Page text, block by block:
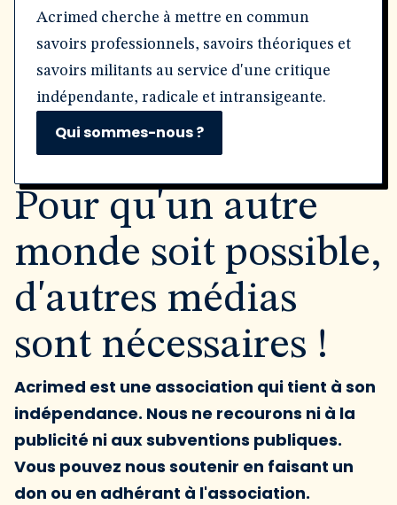
Acrimed cherche à mettre en commun
savoirs professionnels, savoirs théoriques et
savoirs militants au service d'une critique
indépendante, radicale et intransigeante.
Qui sommes-nous ?
Pour qu'un autre
monde soit possible,
d'autres médias
sont nécessaires !
Acrimed est une association qui tient à son
indépendance. Nous ne recourons ni à la
publicité ni aux subventions publiques.
Vous pouvez nous soutenir en faisant un
don ou en adhérant à l'association.